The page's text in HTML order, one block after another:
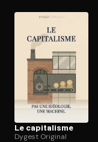
Le capitalisme
Dygest Original